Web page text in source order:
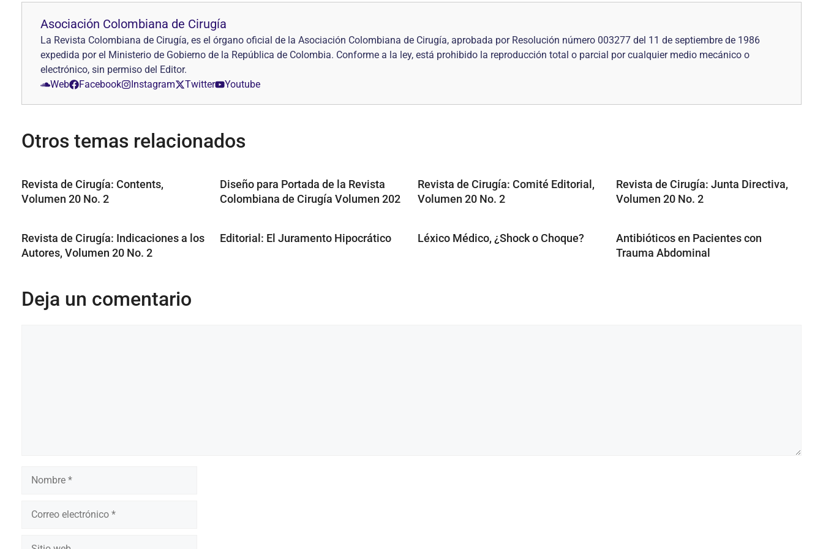
Asociación Colombiana de Cirugía
La Revista Colombiana de Cirugía, es el órgano oficial de la Asociación Colombiana de Cirugía, aprobada por Resolución número 003277 del 11 de septiembre de 1986
expedida por el Ministerio de Gobierno de la República de Colombia. Conforme a la ley, está prohibido la reproducción total o parcial por cualquier medio mecánico o
electrónico, sin permiso del Editor.
Web
Facebook Instagram Twitter Youtube
Otros temas relacionados
Revista de Cirugía: Contents,
Volumen 20 No. 2
Diseño para Portada de la Revista
Colombiana de Cirugía Volumen 202
Revista de Cirugía: Comité Editorial,
Volumen 20 No. 2
Revista de Cirugía: Junta Directiva,
Volumen 20 No. 2
Revista de Cirugía: Indicaciones a los
Autores, Volumen 20 No. 2
Editorial: El Juramento Hipocrático Léxico Médico, ¿Shock o Choque?
Antibióticos en Pacientes con
Trauma Abdominal
Deja un comentario
electrónico